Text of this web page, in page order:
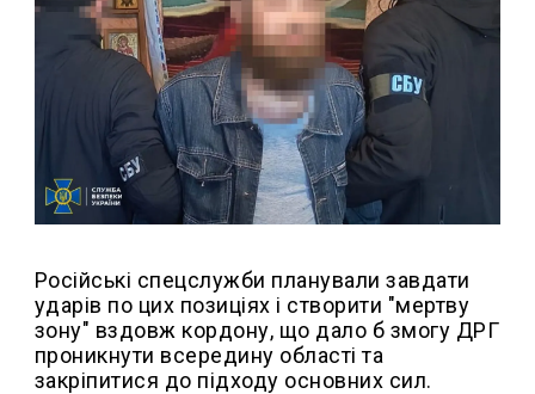
Російські спецслужби планували завдати
ударів по цих позиціях і створити "мертву
зону" вздовж кордону, що дало б змогу ДРГ
проникнути всередину області та
закріпитися до підходу основних сил.